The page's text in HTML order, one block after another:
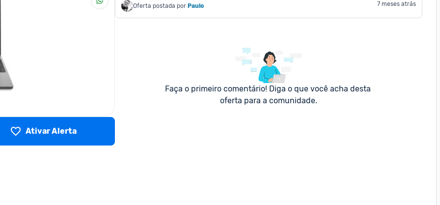
Ativar Alerta
Oferta postada por Paulo 7 meses atrás
Faça o primeiro comentário! Diga o que você acha desta
oferta para a comunidade.